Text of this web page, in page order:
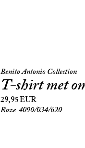
Benito Antonio Collection
t-shirt met
29,95 EUR
Roze 4090/034/620